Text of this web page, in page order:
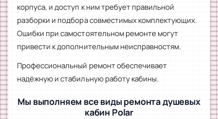
корпуса, и доступ к ним требует правильной
разборки и подбора совместимых комплектующих.
Ошибки при самостоятельном ремонте могут
привести к дополнительным неисправностям.
Профессиональный ремонт обеспечивает
надёжную и стабильную работу кабины.
Мы выполняем все виды ремонта душевых
кабин Polar